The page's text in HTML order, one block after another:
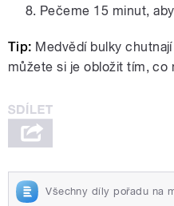
Pečeme 15 minut,
Tip: Medvědí bulky
můžete si je obložit tím, co
Všechny díly pořadu na